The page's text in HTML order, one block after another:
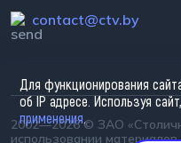
contact@ctv.by
2002—2026 © ЗАО
использовании
Для функционирования
об IP адресе. Используя
применения.